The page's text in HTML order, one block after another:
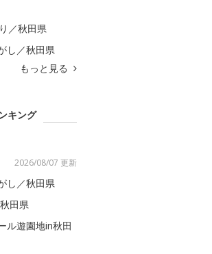
／秋田県
し／秋田県
もっと見る
キング
2026/08/07 更新
し／秋田県
田県
ル遊園地in秋田